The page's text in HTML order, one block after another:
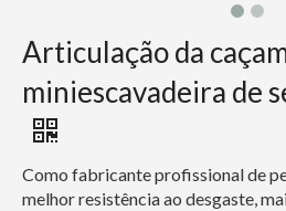
Articulação da
miniescavadeira de
Como fabricante profissional de
melhor resistência ao desgaste,